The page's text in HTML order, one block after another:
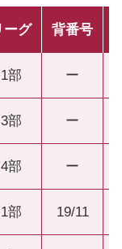
ーグ 背番号
1部 ー
3部 ー
4部 ー
1部 19/11